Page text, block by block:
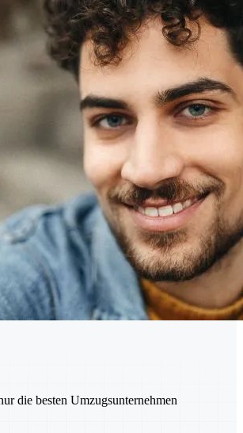
die besten Umzugsunternehmen